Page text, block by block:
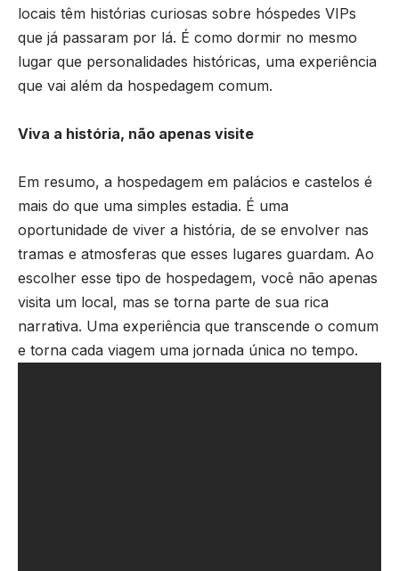
locais têm histórias curiosas sobre hóspedes VIPs
que já passaram por lá. É como dormir no mesmo
lugar que personalidades históricas, uma experiência
que vai além da hospedagem comum.
Viva a história, não apenas visite
Em resumo, a hospedagem em palácios e castelos é
mais do que uma simples estadia. É uma
oportunidade de viver a história, de se envolver nas
tramas e atmosferas que esses lugares guardam. Ao
escolher esse tipo de hospedagem, você não apenas
visita um local, mas se torna parte de sua rica
narrativa. Uma experiência que transcende o comum
e torna cada viagem uma jornada única no tempo.